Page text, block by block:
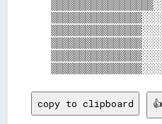
copy to clipboard